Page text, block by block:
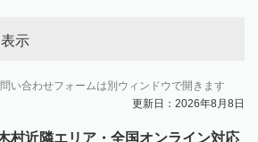
示
い合わせフォームは別ウィンドウで開きます
更新日：2026年8月8日
村近隣エリア・全国オンライン対応